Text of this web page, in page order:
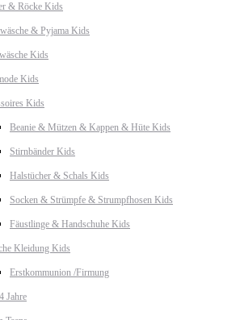
& Röcke Kids
& Pyjama Kids
Kids
Kids
Kids
Beanie & Mützen & Kappen & Hüte Kids
Stirnbänder Kids
Halstücher & Schals Kids
Socken & Strümpfe & Strumpfhosen Kids
Fäustlinge & Handschuhe Kids
Kleidung Kids
Erstkommunion /Firmung
Jahre